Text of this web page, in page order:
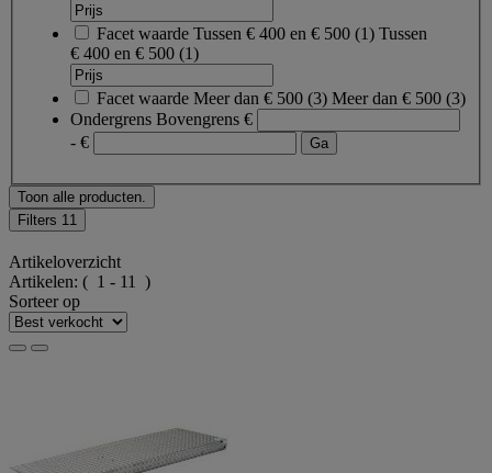
Facet waarde Tussen € 400 en € 500 (1) Tussen
€ 400 en € 500 (1)
Facet waarde Meer dan € 500 (3) Meer dan € 500 (3)
Ondergrens Bovengrens €
- €
Toon alle producten.
Filters 11
Artikeloverzicht
Artikelen: ( 1 - 11 )
Sorteer op